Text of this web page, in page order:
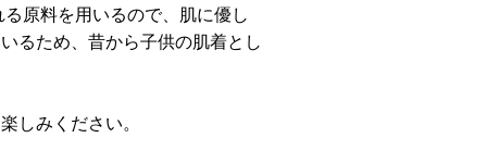
原料を用いるので、肌に優し
るため、昔から子供の肌着とし
しみください。